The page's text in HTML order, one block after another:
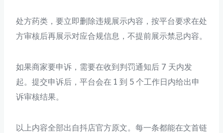
处方药类，要立即删除违规展示内容，按平台要求在处
方审核后再展示对应合规信息，不提前展示禁忌内容。
如果商家要申诉，需要在收到判罚通知后 7 天内发
起。提交申诉后，平台会在 1 到 5 个工作日内给出申
诉审核结果。
以上内容全部出自抖店官方原文。每一条都能在文首链